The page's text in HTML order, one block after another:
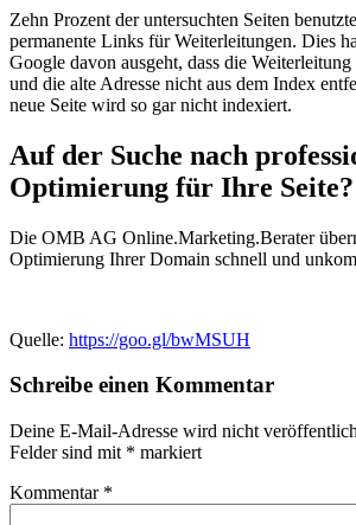
Zehn Prozent der untersuchten Seiten
permanente Links für Weiterleitungen. Dies
Google davon ausgeht, dass die
und die alte Adresse nicht aus dem Index
neue Seite wird so gar nicht indexiert.
Auf der Suche nach
Optimierung für Ihre Seite?
Die OMB AG Online.Marketing.Berater
Optimierung Ihrer Domain schnell und
Quelle: https://goo.gl/bwMSUH
Schreibe einen Kommentar
Deine E-Mail-Adresse wird nicht
Felder sind mit * markiert
Kommentar *